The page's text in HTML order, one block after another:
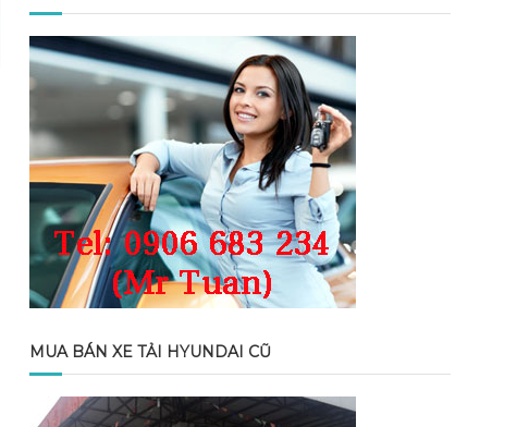
MUA BÁN XE TẢI HYUNDAI CŨ